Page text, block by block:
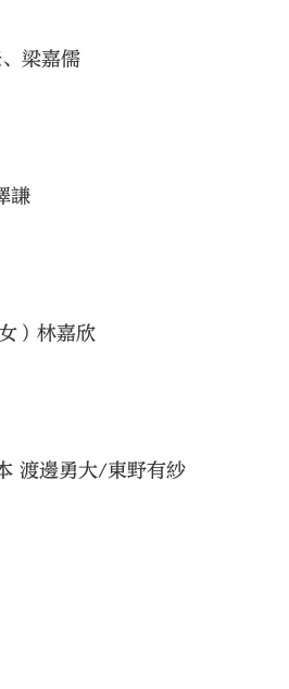
梁嘉儒
謙
）林嘉欣
渡邊勇大/東野有紗